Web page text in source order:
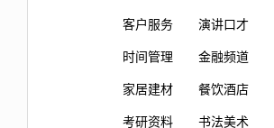
客户服务 演讲口才
时间管理 金融频道
家居建材 餐饮酒店
考研资料 书法美术